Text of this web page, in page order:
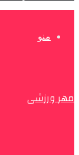
منو
مهر ورزشی